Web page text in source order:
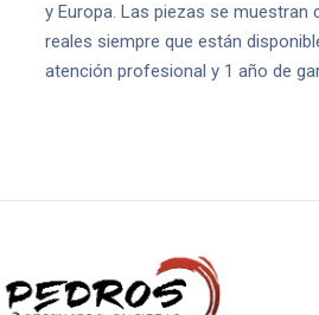
y Europa. Las piezas se
reales siempre que están
atención profesional y 1 año de